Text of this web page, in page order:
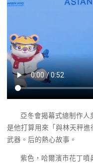
亞冬會揭幕式總制作人
是他打算用來「與林天秤
武器。后的熱心故事。
紫色，哈爾濱市花丁噴